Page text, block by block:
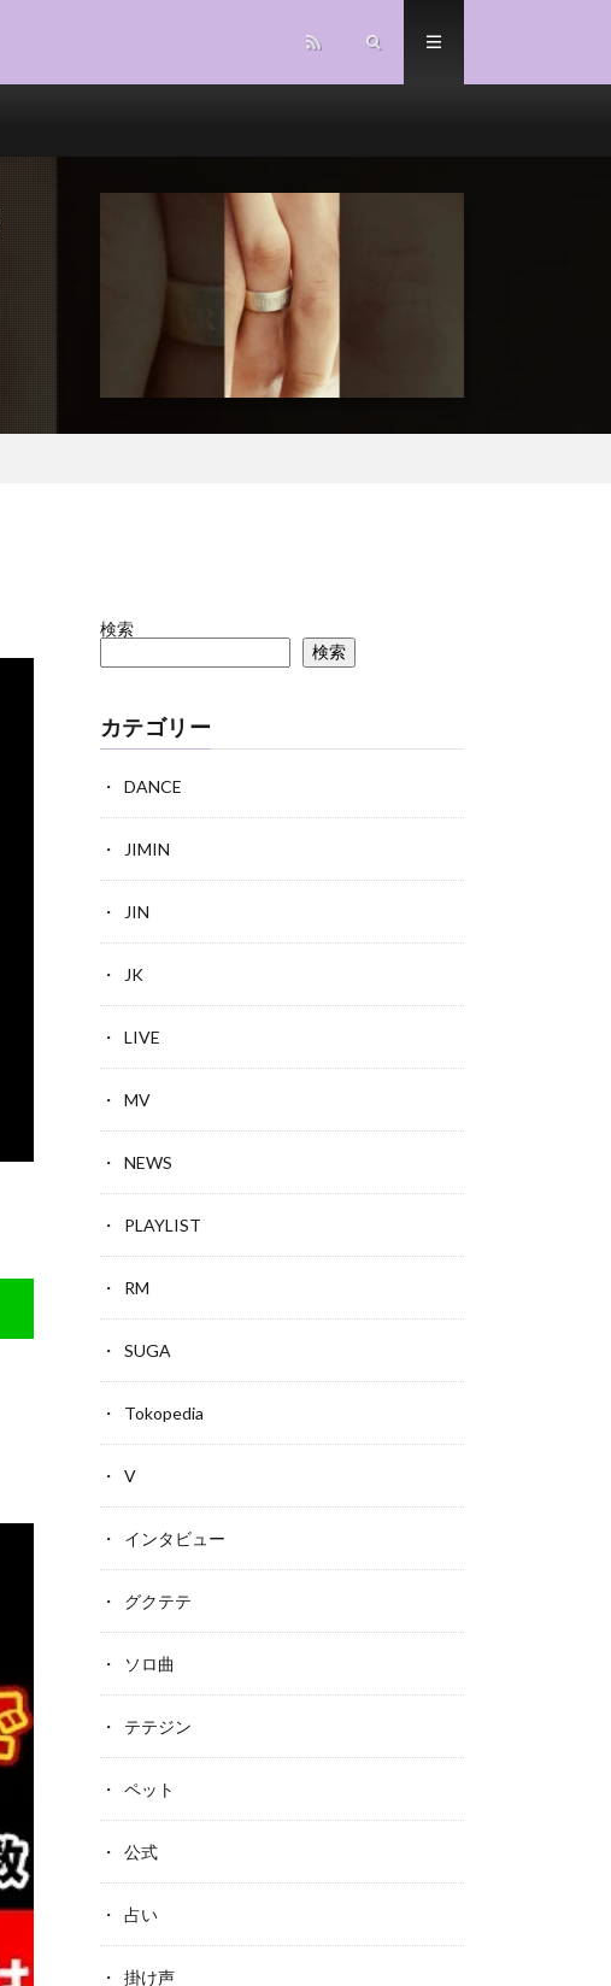
検索
検索
カテゴリー
DANCE
JIMIN
JIN
JK
LIVE
MV
NEWS
PLAYLIST
RM
SUGA
Tokopedia
V
インタビュー
グクテテ
ソロ曲
テテジン
ペット
公式
占い
掛け声